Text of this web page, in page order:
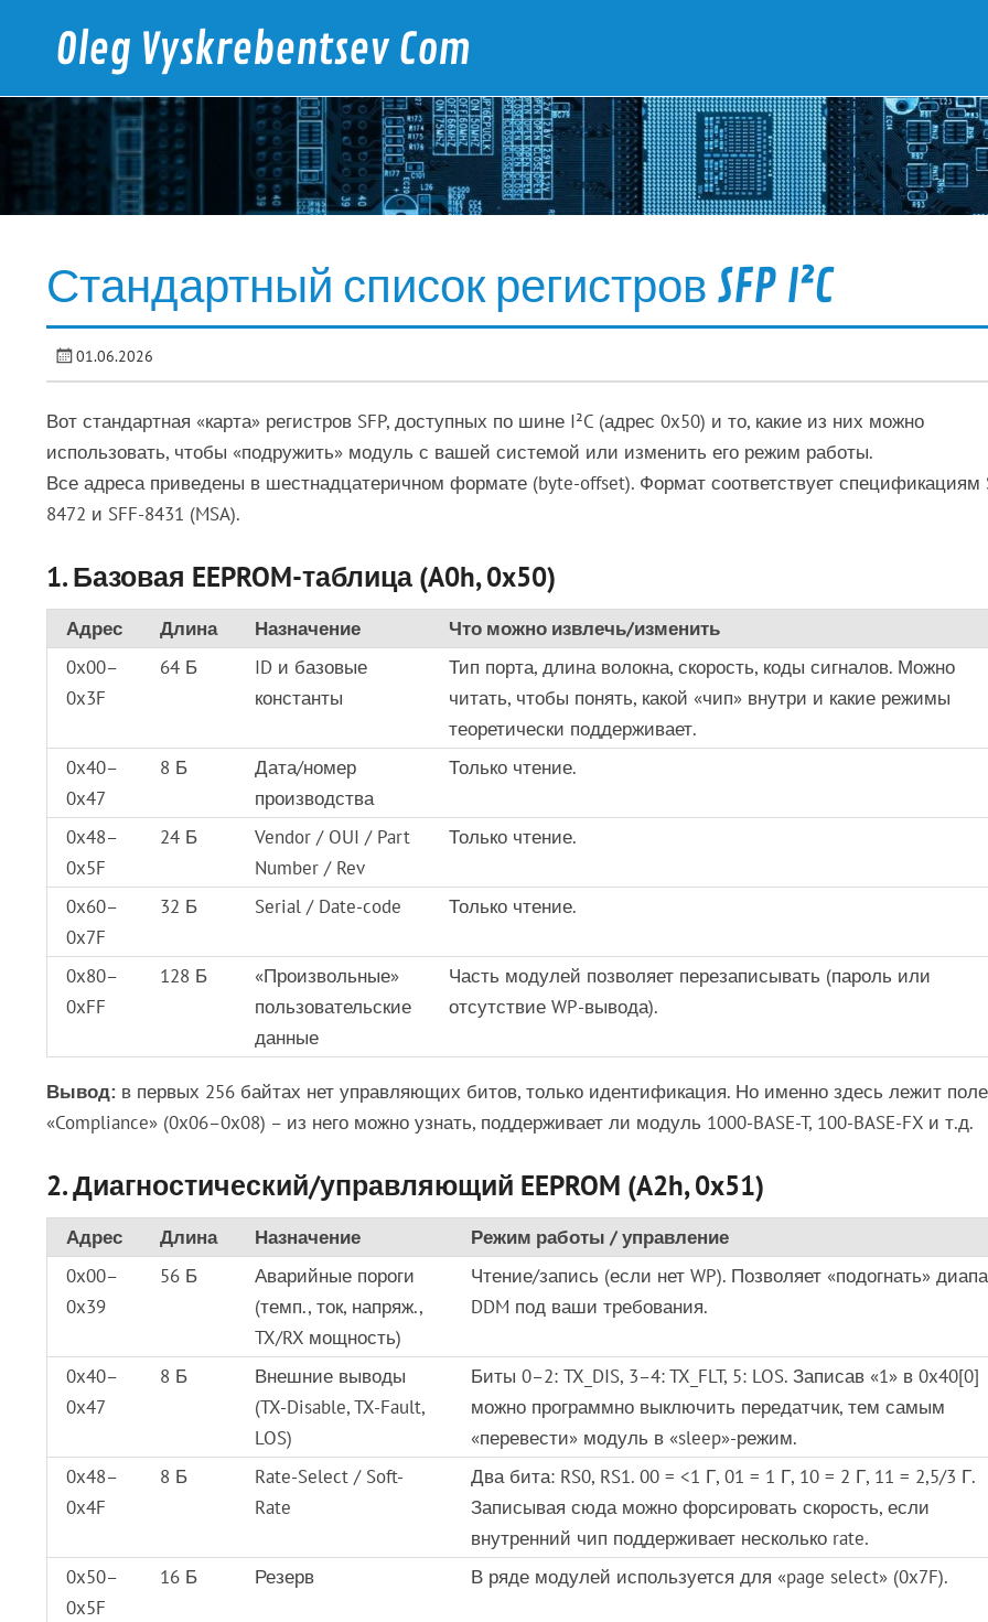
contentOleg Vyskrebentsev Com
Электроника, программирование, автоматика
Стандартный список регистров SFP I²C
01.06.2026
Вот стандартная «карта» регистров SFP, доступных по шине I²C (адрес 0x50) и то, какие из них можно
использовать, чтобы «подружить» модуль с вашей системой или изменить его режим работы.
Все адреса приведены в шестнадцатеричном формате (byte-offset). Формат соответствует спецификациям
8472 и SFF-8431 (MSA).
1. Базовая EEPROM-таблица (A0h, 0x50)
Адрес Длина Назначение
Что можно извлечь/изменить
0x00–
0x3F
64 Б
ID и базовые
константы
Тип порта, длина волокна, скорость, коды сигналов. Можно
читать, чтобы понять, какой «чип» внутри и какие режимы
теоретически поддерживает.
0x40–
0x47
8 Б
Дата/номер
производства
Только чтение.
0x48–
0x5F
24 Б
Vendor / OUI / Part
Number / Rev
Только чтение.
0x60–
0x7F
32 Б Serial / Date-code Только чтение.
0x80–
0xFF
128 Б
«Произвольные»
пользовательские
данные
Часть модулей позволяет перезаписывать (пароль или
отсутствие WP-вывода).
Вывод: в первых 256 байтах нет управляющих битов, только идентификация. Но именно здесь лежит поле
«Compliance» (0x06–0x08) – из него можно узнать, поддерживает ли модуль 1000-BASE-T, 100-BASE-FX и т.д.
2. Диагностический/управляющий EEPROM (A2h, 0x51)
Адрес Длина Назначение
Режим работы / управление
0x00–
0x39
56 Б
Аварийные пороги
(темп., ток, напряж.,
TX/RX мощность)
Чтение/запись (если нет WP). Позволяет «подогнать»
DDM под ваши требования.
0x40–
0x47
8 Б
Внешние выводы
(TX-Disable, TX-Fault,
LOS)
Биты 0–2: TX_DIS, 3–4: TX_FLT, 5: LOS. Записав «1» в 0x40[0]
можно программно выключить передатчик, тем самым
«перевести» модуль в «sleep»-режим.
0x48–
0x4F
8 Б
Rate-Select / Soft-
Rate
Два бита: RS0, RS1. 00 = <1 Г, 01 = 1 Г, 10 = 2 Г, 11 = 2,5/3 Г.
Записывая сюда можно форсировать скорость, если
внутренний чип поддерживает несколько rate.
0x50–
0x5F
16 Б Резерв В ряде модулей используется для «page select» (0x7F).